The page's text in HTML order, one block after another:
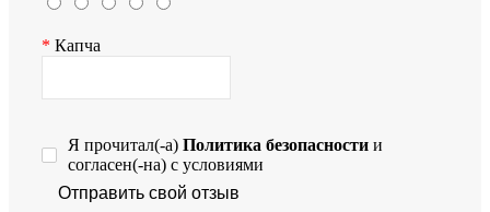
Капча
Я прочитал(-а) Политика безопасности и
согласен(-на) с условиями
Отправить свой отзыв